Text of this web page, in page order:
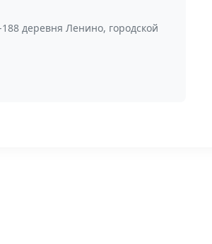
деревня Ленино, городской